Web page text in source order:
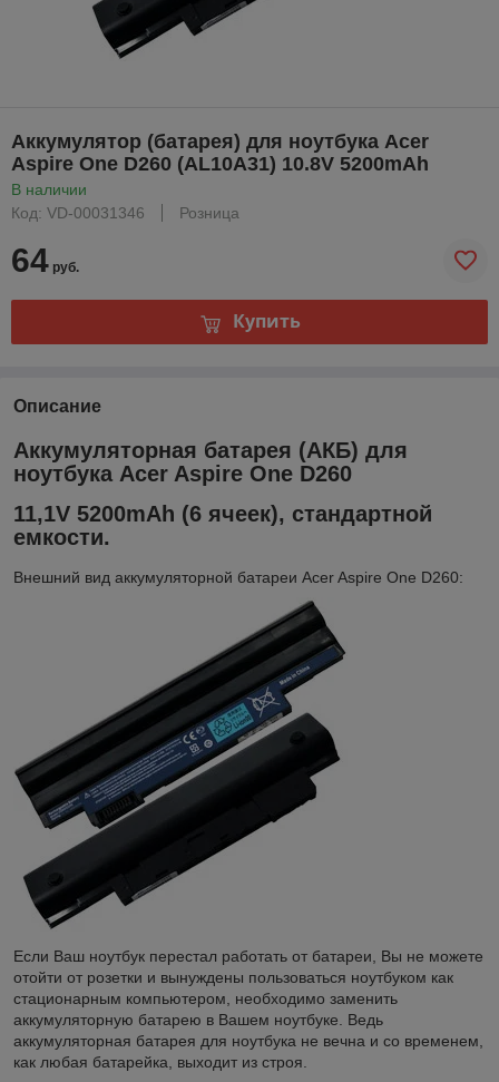
Аккумулятор (батарея) для ноутбука Acer
Aspire One D260 (AL10A31) 10.8V 5200mAh
В наличии
Код: VD-00031346
Розница
64 руб.
Купить
Описание
Аккумуляторная батарея (АКБ) для
ноутбука Acer Aspire One D260
11,1V 5200mAh (6 ячеек), стандартной
емкости.
Внешний вид аккумуляторной батареи Acer Aspire One D260:
Если Ваш ноутбук перестал работать от батареи, Вы не можете
отойти от розетки и вынуждены пользоваться ноутбуком как
стационарным компьютером, необходимо заменить
аккумуляторную батарею в Вашем ноутбуке. Ведь
аккумуляторная батарея для ноутбука не вечна и со временем,
как любая батарейка, выходит из строя.